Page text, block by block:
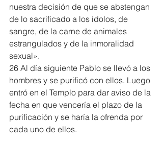
nuestra decisión de que se abstengan
de lo sacrificado a los ídolos, de
sangre, de la carne de animales
estrangulados y de la inmoralidad
sexual».
26 Al día siguiente Pablo se llevó a los
hombres y se purificó con ellos. Luego
entró en el Templo para dar aviso de la
fecha en que vencería el plazo de la
purificación y se haría la ofrenda por
cada uno de ellos.